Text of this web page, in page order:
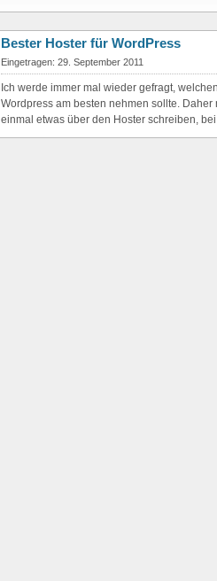
Bester Hoster für WordPress
Eingetragen: 29. September 2011
Ich werde immer mal wieder gefragt,
Wordpress am besten nehmen sollte.
einmal etwas über den Hoster schreiben,